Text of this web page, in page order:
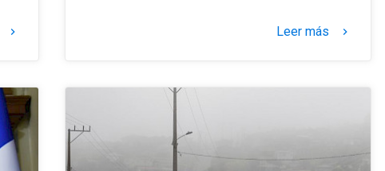
keyboard_arrow_right Leer más keyboard_arrow_right